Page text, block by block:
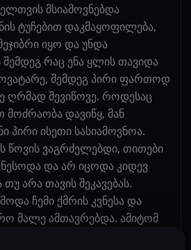
მსიამოვნებდა
ტუჩებით დაკმაყოფილება,
იყო და უნდა
შემდეგ რაც ენა ყლის თავიდა
შემდეგ პირი ფართოდ
ღრმად შევიწოვე. როდესაც
მოძრაობა დავიწყ, მან
პირი ისეთი სასიამოვნოა.
წოვის ვაგრძელებდი, თითები
და არ იცოდა კიდევ
არა თავის შეკავებას.
ჩემი ქმრის კვნესა და
მალე ამთავრებდა. ამიტომ